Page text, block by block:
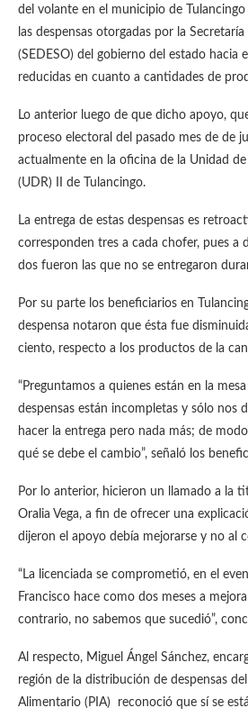
del volante en el municipio de
las despensas otorgadas por la
(SEDESO) del gobierno del estado hacia
reducidas en cuanto a cantidades de
Lo anterior luego de que dicho apoyo,
proceso electoral del pasado mes de de
actualmente en la oficina de la Unidad de
(UDR) II de Tulancingo.
La entrega de estas despensas es
corresponden tres a cada chofer, pues a
dos fueron las que no se entregaron
Por su parte los beneficiarios en
despensa notaron que ésta fue
ciento, respecto a los productos de la
“Preguntamos a quienes están en la
despensas están incompletas y sólo nos
hacer la entrega pero nada más; de
qué se debe el cambio”, señaló los
Por lo anterior, hicieron un llamado a la
Oralia Vega, a fin de ofrecer una
dijeron el apoyo debía mejorarse y no al
“La licenciada se comprometió, en el
Francisco hace como dos meses a
contrario, no sabemos que sucedió”,
Al respecto, Miguel Ángel Sánchez,
región de la distribución de despensas
Alimentario (PIA) reconoció que sí se